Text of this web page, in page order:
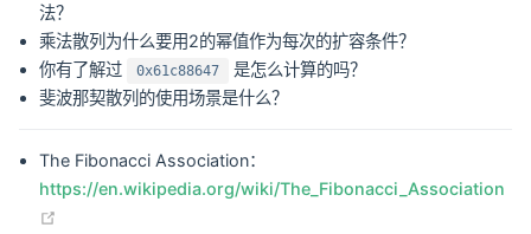
法？
乘法散列为什么要用2的幂值作为每次的扩容条件？
你有了解过
0x61c88647
是怎么计算的吗？
斐波那契散列的使用场景是什么？
The Fibonacci Association：
https://en.wikipedia.org/wiki/The_Fibonacci_Association